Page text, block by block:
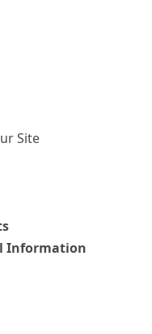
Site
Information